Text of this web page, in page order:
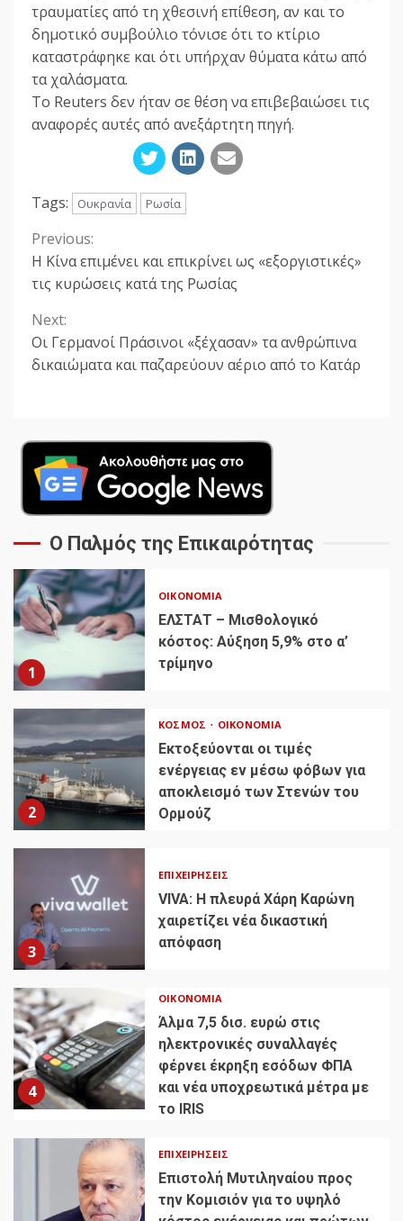
τραυματίες από τη χθεσινή επίθεση, αν και το
δημοτικό συμβούλιο τόνισε ότι το κτίριο
καταστράφηκε και ότι υπήρχαν θύματα κάτω από
τα χαλάσματα.
Το Reuters δεν ήταν σε θέση να επιβεβαιώσει τις
αναφορές αυτές από ανεξάρτητη πηγή.
Tags: Ουκρανία Ρωσία
Continue
Reading
Previous:
Η Κίνα επιμένει και επικρίνει ως «εξοργιστικές»
τις κυρώσεις κατά της Ρωσίας
Next:
Οι Γερμανοί Πράσινοι «ξέχασαν» τα ανθρώπινα
δικαιώματα και παζαρεύουν αέριο από το Κατάρ
Ο Παλμός της Επικαιρότητας
1
ΟΙΚΟΝΟΜΊΑ
ΕΛΣΤΑΤ – Μισθολογικό
κόστος: Αύξηση 5,9% στο α’
τρίμηνο
2
ΚΌΣΜΟΣ ΟΙΚΟΝΟΜΊΑ
Εκτοξεύονται οι τιμές
ενέργειας εν μέσω φόβων για
αποκλεισμό των Στενών του
Ορμούζ
3
ΕΠΙΧΕΙΡΉΣΕΙΣ
VIVA: Η πλευρά Χάρη Καρώνη
χαιρετίζει νέα δικαστική
απόφαση
4
ΟΙΚΟΝΟΜΊΑ
Άλμα 7,5 δισ. ευρώ στις
ηλεκτρονικές συναλλαγές
φέρνει έκρηξη εσόδων ΦΠΑ
και νέα υποχρεωτικά μέτρα με
το IRIS
ΕΠΙΧΕΙΡΉΣΕΙΣ
Επιστολή Μυτιληναίου προς
την Κομισιόν για το υψηλό